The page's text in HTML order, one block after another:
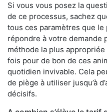
Si vous vous posez la
de ce processus, sachez
tous ces paramètres que
répondre à votre demande
méthode la plus
fois pour de bon de ces
quotidien invivable. Cela
de piège à utiliser jusqu’à
décisifs.